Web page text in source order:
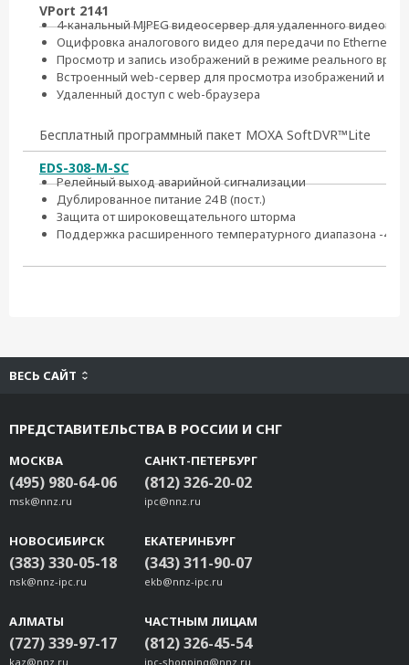
VPort 2141
4-канальный MJPEG видеосервер для удаленного
Оцифровка аналогового видео для передачи по Ethernet
Просмотр и запись изображений в режиме реального
Встроенный web-сервер для просмотра изображений и
Удаленный доступ с web-браузера
Бесплатный программный пакет MOXA SoftDVR™Lite
EDS-308-M-SC
Релейный выход аварийной сигнализации
Дублированное питание 24 В (пост.)
Защита от широковещательного шторма
Поддержка расширенного температурного диапазона -40 ~
ВЕСЬ САЙТ
ПРЕДСТАВИТЕЛЬСТВА В РОССИИ И СНГ
МОСКВА
(495) 980-64-06
msk@nnz.ru
САНКТ-ПЕТЕРБУРГ
(812) 326-20-02
ipc@nnz.ru
НОВОСИБИРСК
(383) 330-05-18
nsk@nnz-ipc.ru
ЕКАТЕРИНБУРГ
(343) 311-90-07
ekb@nnz-ipc.ru
АЛМАТЫ
(727) 339-97-17
kaz@nnz.ru
ЧАСТНЫМ ЛИЦАМ
(812) 326-45-54
ipc-shopping@nnz.ru